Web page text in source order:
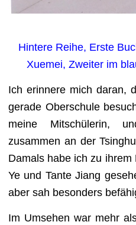
Hintere Reihe, Erste
Xuemei, Zweiter im
Ich erinnere mich daran,
gerade Oberschule
meine Mitschü lerin,
zusammen an der
Damals habe ich zu ihrem
Ye und Tante Jiang
aber sah besonders
Im Umsehen war mehr